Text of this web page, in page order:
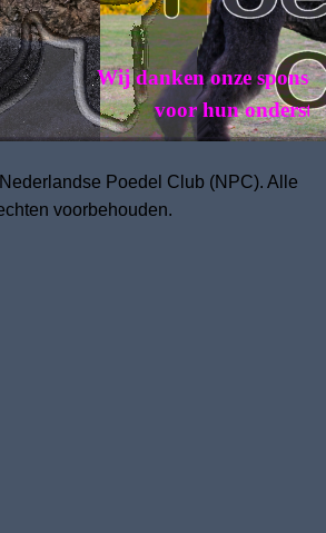
Wij danken onze
voor hun
Poedel Club (NPC). Alle
voorbehouden.